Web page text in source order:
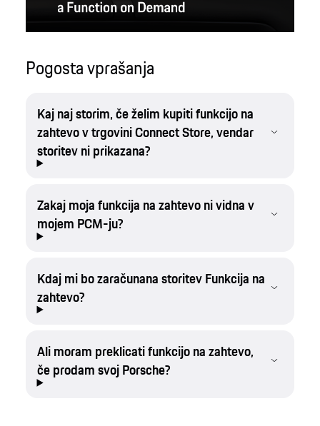
Pogosta vprašanja
Kaj naj storim, če želim kupiti funkcijo na
zahtevo v trgovini Connect Store, vendar
storitev ni prikazana?
Zakaj moja funkcija na zahtevo ni vidna v
mojem PCM-ju?
Kdaj mi bo zaračunana storitev Funkcija na
zahtevo?
Ali moram preklicati funkcijo na zahtevo,
če prodam svoj Porsche?